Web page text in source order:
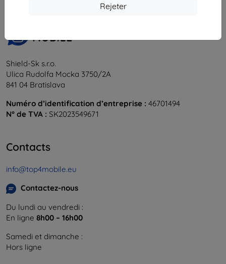
Rejeter
Shield-Sk s.r.o.
Ulica Rudolfa Mocka 3750/2A
841 04 Bratislava
Numéro d’identification d’entreprise : 46701494
N° de TVA : SK2023549671
Contacts
info@top4mobile.eu
Contactez-nous
Du lundi au vendredi :
En ligne 8h00 – 16h00
Samedi et dimanche :
Hors ligne